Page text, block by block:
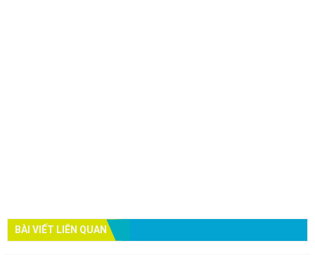
BÀI VIẾT LIÊN QUAN